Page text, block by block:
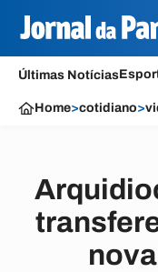
Últimas Notícias
Home>cotidiano>